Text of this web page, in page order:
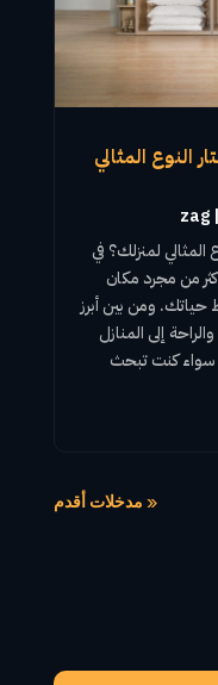
النوع المثالي
zag
المثالي لمنزلك؟ في
من مجرد مكان
ومن بين أبرز
إلى المنازل
كنت تبحث
« مدخلات أقدم